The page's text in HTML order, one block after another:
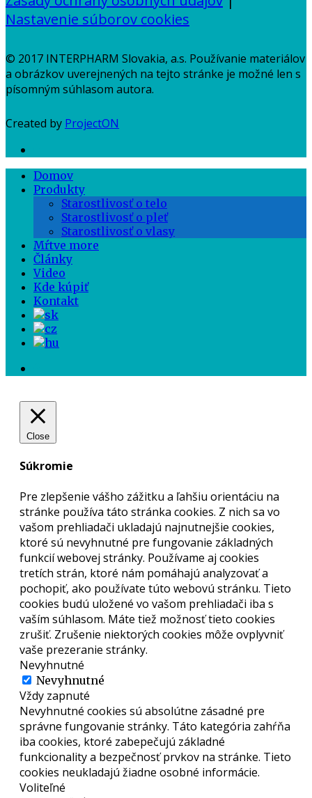
Nastavenie súborov cookies
© 2017 INTERPHARM Slovakia, a.s. Používanie materiálov
a obrázkov uverejnených na tejto stránke je možné len s
písomným súhlasom autora.
Created by ProjectON
Domov
Produkty
Starostlivosť o telo
Starostlivosť o pleť
Starostlivosť o vlasy
Mŕtve more
Články
Video
Kde kúpiť
Kontakt
Close
Súkromie
Pre zlepšenie vášho zážitku a ľahšiu orientáciu na
stránke používa táto stránka cookies. Z nich sa vo
vašom prehliadači ukladajú najnutnejšie cookies,
ktoré sú nevyhnutné pre fungovanie základných
funkcií webovej stránky. Používame aj cookies
tretích strán, ktoré nám pomáhajú analyzovať a
pochopiť, ako používate túto webovú stránku. Tieto
cookies budú uložené vo vašom prehliadači iba s
vaším súhlasom. Máte tiež možnosť tieto cookies
zrušiť. Zrušenie niektorých cookies môže ovplyvniť
vaše prezeranie stránky.
Nevyhnutné
Nevyhnutné
Vždy zapnuté
Nevyhnutné cookies sú absolútne zásadné pre
správne fungovanie stránky. Táto kategória zahŕňa
iba cookies, ktoré zabepečujú základné
funkcionality a bezpečnosť prvkov na stránke. Tieto
cookies neukladajú žiadne osobné informácie.
Voliteľné